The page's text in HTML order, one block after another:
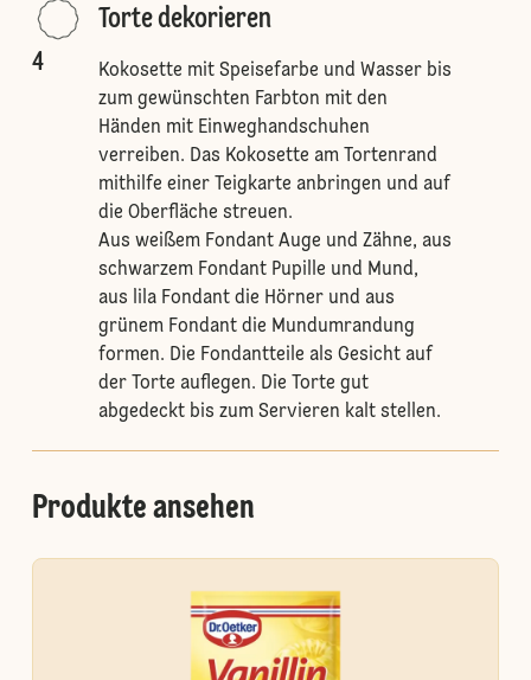
4
Torte dekorieren
Kokosette mit Speisefarbe und Wasser bis
zum gewünschten Farbton mit den
Händen mit Einweghandschuhen
verreiben. Das Kokosette am Tortenrand
mithilfe einer Teigkarte anbringen und auf
die Oberfläche streuen.
Aus weißem Fondant Auge und Zähne, aus
schwarzem Fondant Pupille und Mund,
aus lila Fondant die Hörner und aus
grünem Fondant die Mundumrandung
formen. Die Fondantteile als Gesicht auf
der Torte auflegen. Die Torte gut
abgedeckt bis zum Servieren kalt stellen.
Produkte ansehen